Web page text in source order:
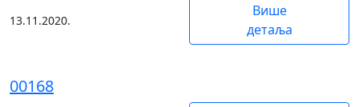
13.11.2020.
Више
детаља
00168